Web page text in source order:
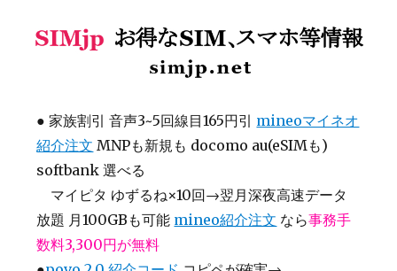
● 家族割引 音声3~5回線目165円引 mineoマイネオ
紹介注文 MNPも新規も docomo au(eSIMも)
softbank 選べる
マイピタ ゆずるね×10回→翌月深夜高速データ
放題 月100GBも可能 mineo紹介注文 なら事務手
数料3,300円が無料